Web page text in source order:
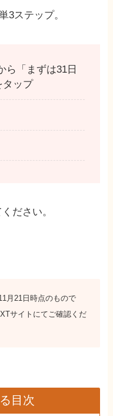
3ステップ。
ら「まずは31日
タップ
ださい。
月21日時点のもので
サイトにてご確認くだ
目次